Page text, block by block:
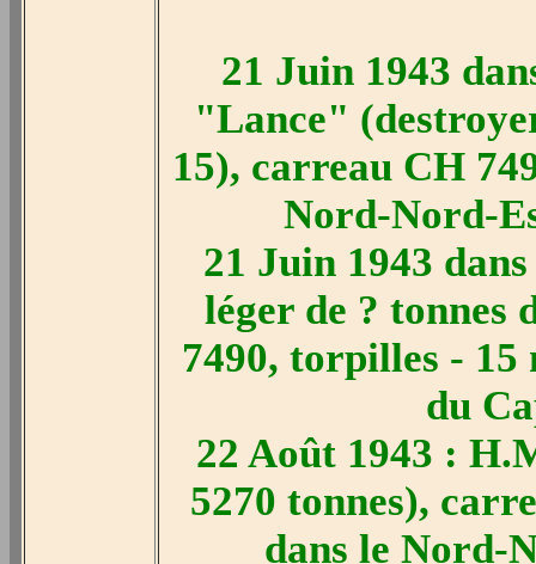
21 Juin 1943
"Lance"
15), carreau CH
Nord-Nord-
21 Juin 1943
léger de ? tonnes
7490, torpilles -
du
22 Août 1943 :
5270 tonnes),
dans le Nord-